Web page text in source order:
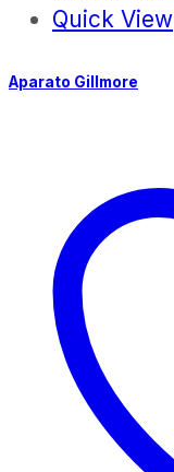
Quick View
Aparato Gillmore